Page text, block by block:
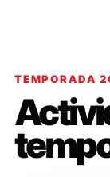
TEMPORADA